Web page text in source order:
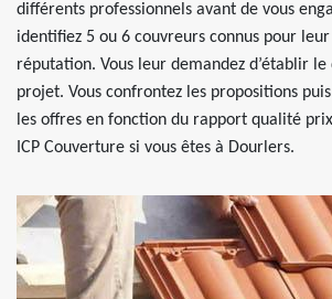
différents professionnels avant de vous
identifiez 5 ou 6 couvreurs connus pour
réputation. Vous leur demandez d’établir
projet. Vous confrontez les propositions
les offres en fonction du rapport qualité
ICP Couverture si vous êtes à Dourlers.